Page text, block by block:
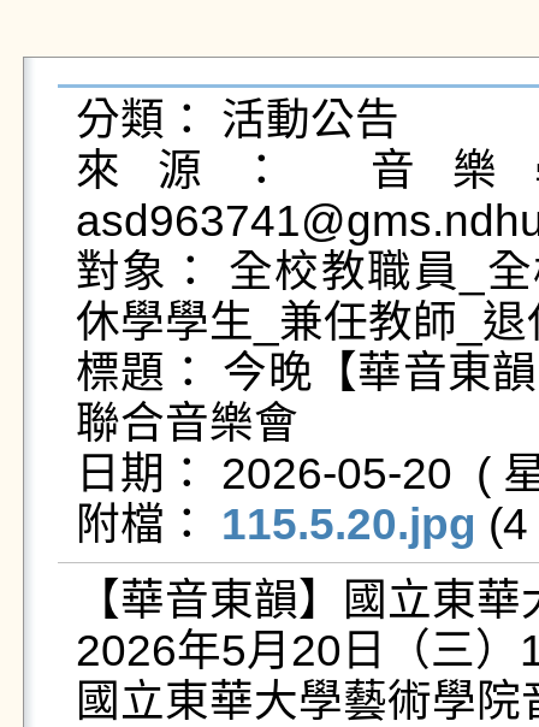
分類： 活動公告
來源： 音
對象： 全校教職員_
休學學生_兼任教師_
標題： 今晚【華音東
聯合音樂會
日期： 2026-05-20  (
附檔： 115.5.20.jpg
【華音東韻】國立東
2026年5月20日（三）
國立東華大學藝術學院